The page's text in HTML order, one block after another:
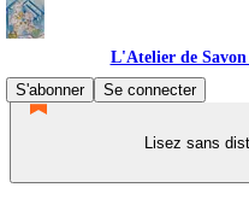
L'Atelier de Savon
S'abonner
Se connecter
Lisez sans